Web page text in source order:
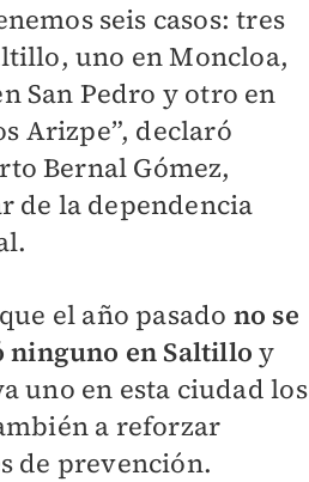
seis casos: tres
uno en Moncloa,
San Pedro y otro en
Arizpe”, declaró
Bernal Gómez,
de la dependencia
el año pasado no se
ninguno en Saltillo y
uno en esta ciudad los
a reforzar
de prevención.